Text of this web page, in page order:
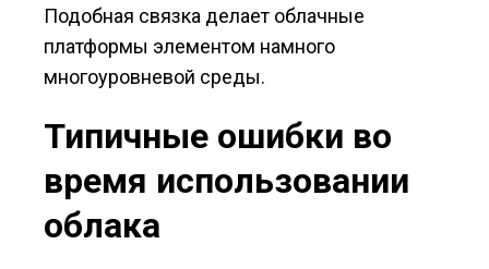
Подобная связка делает облачные
платформы элементом намного
многоуровневой среды.
Типичные ошибки во
время использовании
облака